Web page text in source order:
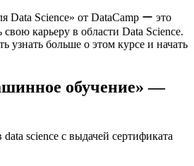
Data Science» от DataCamp ー это
карьеру в области Data Science.​
узнать больше о этом курсе и начать
обучение» —